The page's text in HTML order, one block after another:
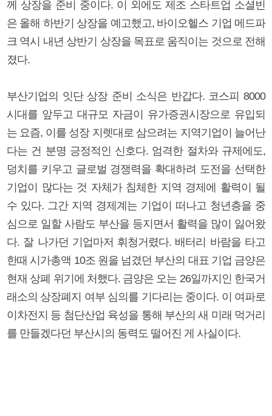
께 상장을 준비 중이다. 이 외에도 제조 스타트업 소셜빈
은 올해 하반기 상장을 예고했고, 바이오헬스 기업 메드파
크 역시 내년 상반기 상장을 목표로 움직이는 것으로 전해
졌다.
부산기업의 잇단 상장 준비 소식은 반갑다. 코스피 8000
시대를 앞두고 대규모 자금이 유가증권시장으로 유입되
는 요즘, 이를 성장 지렛대로 삼으려는 지역기업이 늘어난
다는 건 분명 긍정적인 신호다. 엄격한 절차와 규제에도,
덩치를 키우고 글로벌 경쟁력을 확대하려 도전을 선택한
기업이 많다는 것 자체가 침체한 지역 경제에 활력이 될
수 있다. 그간 지역 경제계는 기업이 떠나고 청년층을 중
심으로 일할 사람도 부산을 등지면서 활력을 많이 잃어왔
다. 잘 나가던 기업마저 휘청거렸다. 배터리 바람을 타고
한때 시가총액 10조 원을 넘겼던 부산의 대표 기업 금양은
현재 상폐 위기에 처했다. 금양은 오는 26일까지인 한국거
래소의 상장폐지 여부 심의를 기다리는 중이다. 이 여파로
이차전지 등 첨단산업 육성을 통해 부산의 새 미래 먹거리
를 만들겠다던 부산시의 동력도 떨어진 게 사실이다.